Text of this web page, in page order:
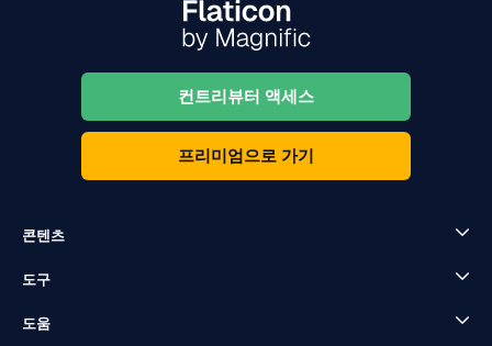
컨트리뷰터 액세스
프리미엄으로 가기
콘텐츠
도구
도움